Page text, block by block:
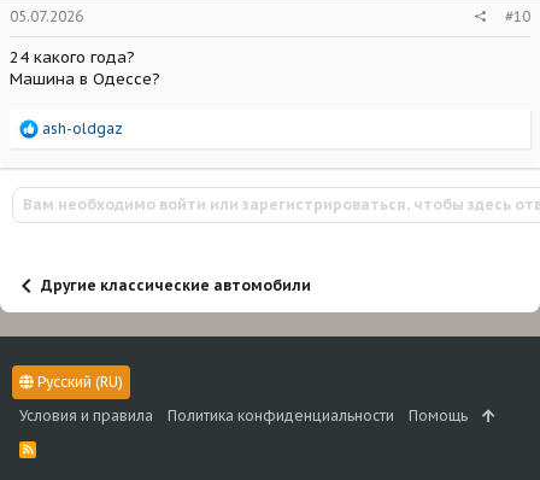
05.07.2026 #10
24 какого года?
Машина в Одессе?
Р
а
к
ц
и
ash-oldgaz
Вам необходимо войти или зарегистрироваться, чтобы здесь
Другие классические автомобили
Русский (RU)
Условия и правила
Политика конфиденциальности Помощь
R
S